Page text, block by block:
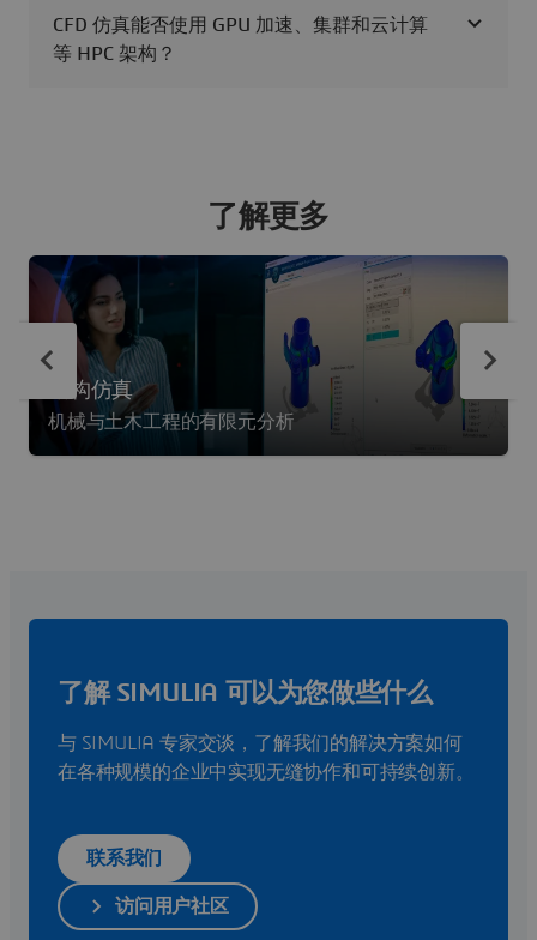
CFD 仿真能否使用 GPU 加速、集群和云计算
等 HPC 架构？
了解更多
结构仿真
机械与土木工程的有限元分析
了解 SIMULIA 可以为您做些什么
与 SIMULIA 专家交谈，了解我们的解决方案如何
在各种规模的企业中实现无缝协作和可持续创新。
联系我们
访问用户社区